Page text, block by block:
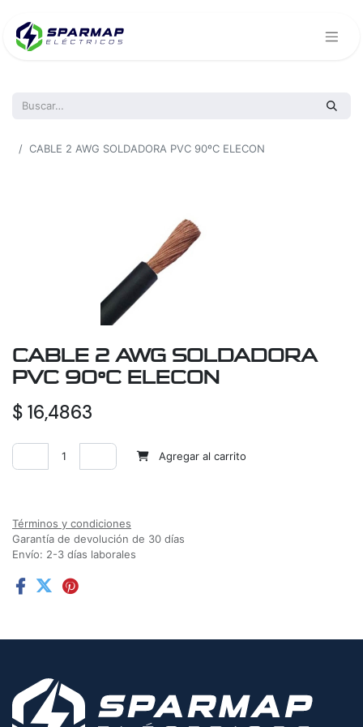
CABLE 2 AWG SOLDADORA PVC 90ºC ELECON
CABLE 2 AWG SOLDADORA
PVC 90ºC ELECON
$ 16,4863
Agregar al carrito
Términos y condiciones
Garantía de devolución de 30 días
Envío: 2-3 días laborales